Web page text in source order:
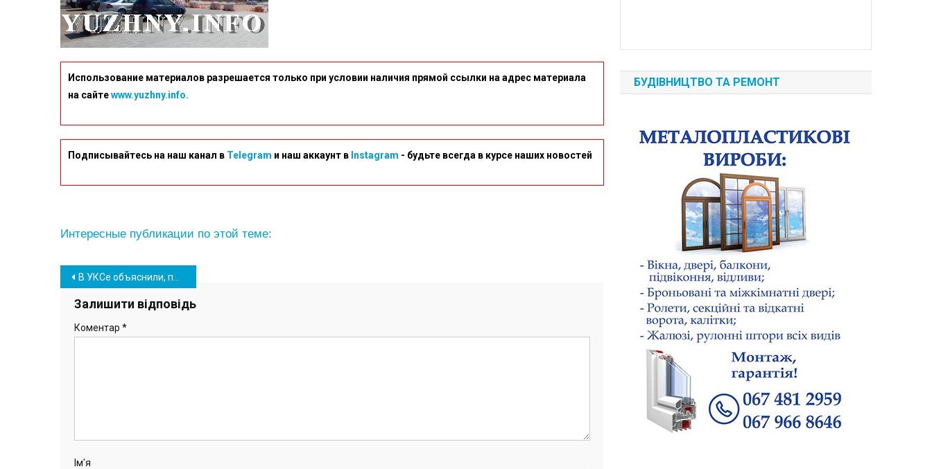
Использование материалов разрешается только при условии наличия прямой ссылки на адрес материала
на сайтеwww.yuzhny.info.
Подписывайтесь на наш канал в Telegram и наш аккаунт в Instagram - будьте всегда в курсе наших новостей
Интересные публикации по этой теме:
Навігація
записів
В УКСе объяснили, почему остановлены строительные работы в центре Южного
Залишити відповідь
Коментар *
Ім'я
БУДІВНИЦТВО ТА РЕМОНТ